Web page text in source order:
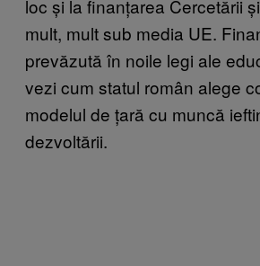
loc și la finanțarea Cercetării
mult, mult sub media UE.
prevăzută în noile legi ale
vezi cum statul român alege
modelul de țară cu muncă
dezvoltării.